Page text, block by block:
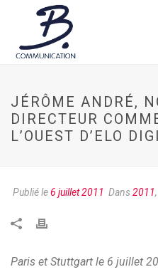
JÉRÔME ANDRÉ,
DIRECTEUR
L’OUEST D’ELO
Publié le6 juillet 2011 Dans2011,
Paris et Stuttgart le 6 juillet